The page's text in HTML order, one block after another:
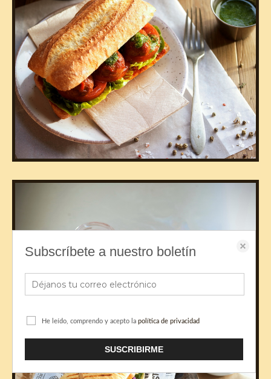
Subscríbete a nuestro boletín
He leído, comprendo y acepto la política de privacidad
SUSCRIBIRME